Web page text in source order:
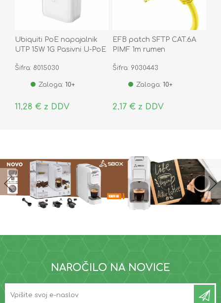
Ubiquiti PoE napajalnik
UTP 15W 1G Pasivni U-PoE
Šifra: 8015030
Zaloga: 10+
11,28 € z DDV
EFB patch SFTP CAT.6A
PIMF 1m rumen
Šifra: 9030443
Zaloga: 10+
2,17 € z DDV
NAROČILO NA NOVICE